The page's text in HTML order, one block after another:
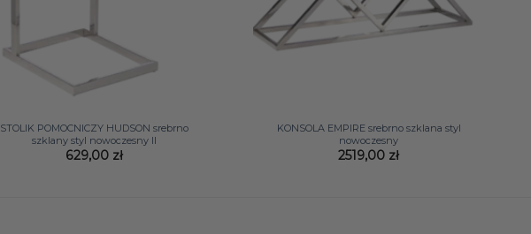
STOLIK POMOCNICZY HUDSON srebrno
szklany styl nowoczesny II
629,00 zł
KONSOLA EMPIRE srebrno szklana styl
nowoczesny
2519,00 zł